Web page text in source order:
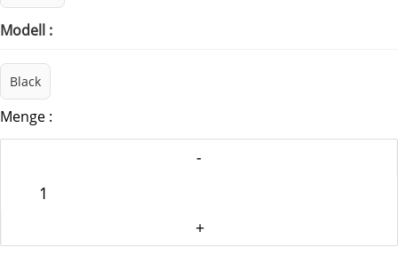
Modell :
Black
Menge :